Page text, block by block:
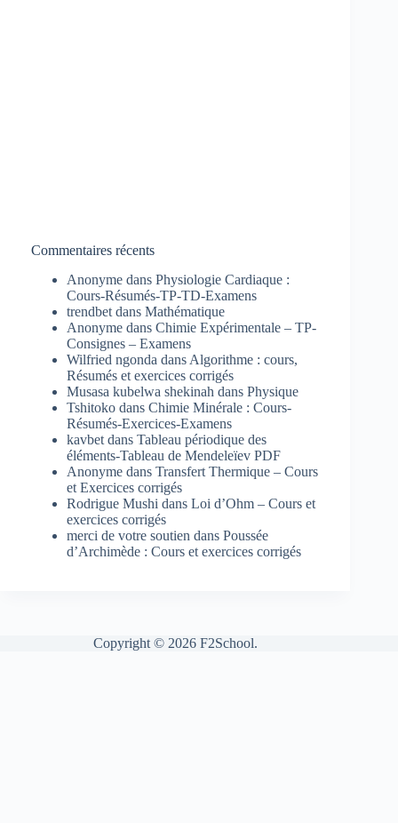
Commentaires récents
Anonyme dans Physiologie Cardiaque :
Cours-Résumés-TP-TD-Examens
trendbet dans Mathématique
Anonyme dans Chimie Expérimentale – TP-
Consignes – Examens
Wilfried ngonda dans Algorithme : cours,
Résumés et exercices corrigés
Musasa kubelwa shekinah dans Physique
Tshitoko dans Chimie Minérale : Cours-
Résumés-Exercices-Examens
kavbet dans Tableau périodique des
éléments-Tableau de Mendeleïev PDF
Anonyme dans Transfert Thermique – Cours
et Exercices corrigés
Rodrigue Mushi dans Loi d’Ohm – Cours et
exercices corrigés
merci de votre soutien dans Poussée
d’Archimède : Cours et exercices corrigés
Copyright © 2026 F2School.